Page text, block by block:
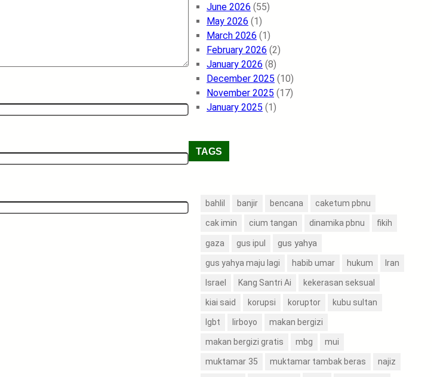
June 2026 (55)
May 2026 (1)
March 2026 (1)
February 2026 (2)
January 2026 (8)
December 2025 (10)
November 2025 (17)
January 2025 (1)
TAGS
bahlil banjir bencana caketum pbnu
cak imin cium tangan dinamika pbnu fikih
gaza gus ipul gus yahya
gus yahya maju lagi habib umar hukum Iran
Israel Kang Santri Ai kekerasan seksual
kiai said korupsi koruptor kubu sultan
lgbt lirboyo makan bergizi
makan bergizi gratis mbg mui
muktamar 35 muktamar tambak beras najiz